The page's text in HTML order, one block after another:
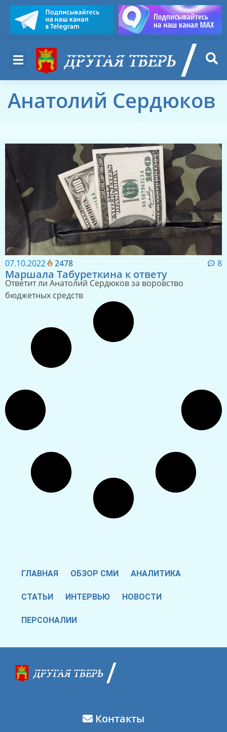
Анатолий Сердюков
07.10.2022 2478 8
Маршала Табуреткина к ответу
Ответит ли Анатолий Сердюков за воровство
бюджетных средств
ГЛАВНАЯ ОБЗОР СМИ АНАЛИТИКА
СТАТЬИ ИНТЕРВЬЮ НОВОСТИ
ПЕРСОНАЛИИ
Контакты